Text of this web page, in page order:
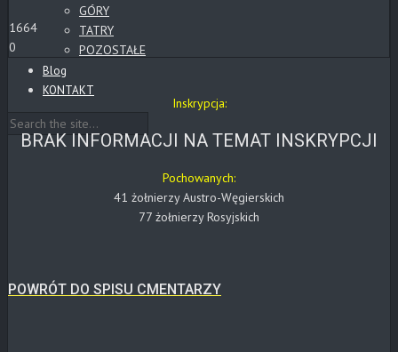
GÓRY
TATRY
POZOSTAŁE
Blog
KONTAKT
1664
0
Inskrypcja:
BRAK INFORMACJI NA TEMAT INSKRYPCJI
Pochowanych:
41 żołnierzy Austro-Węgierskich
77 żołnierzy Rosyjskich
POWRÓT DO SPISU CMENTARZY